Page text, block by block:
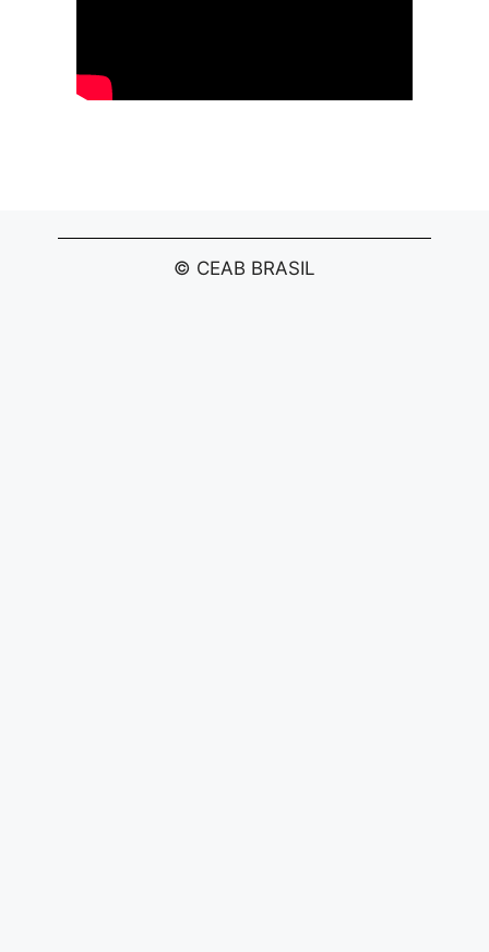
© CEAB BRASIL